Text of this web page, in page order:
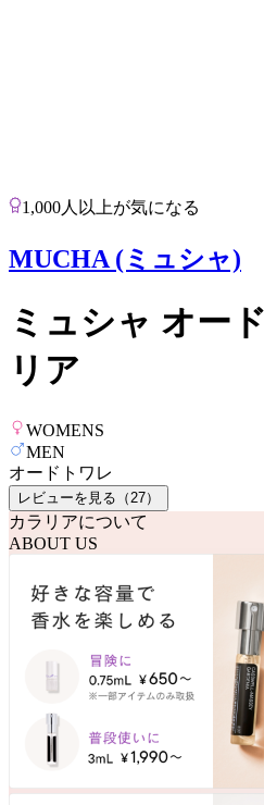
1,000人以上が気になる
MUCHA (ミュシャ)
ミュシャ オー
リア
WOMENS
MEN
オードトワレ
レビューを見る（ 27）
カラリアについて
ABOUT US